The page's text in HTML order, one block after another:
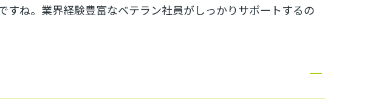
ね。業界経験豊富なベテラン社員がしっかりサポートするの